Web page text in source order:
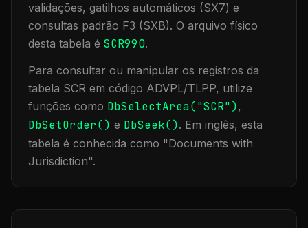
validações, gatilhos automáticos (SX7) e
consultas padrão F3 (SXB). O arquivo físico
desta tabela é SCR990.
Para consultar ou manipular os registros da
tabela SCR em código ADVPL/TLPP, utilize
funções como DbSelectArea("SCR"),
DbSetOrder() e DbSeek(). Em inglês, esta
tabela é conhecida como "Documents with
Jurisdiction".